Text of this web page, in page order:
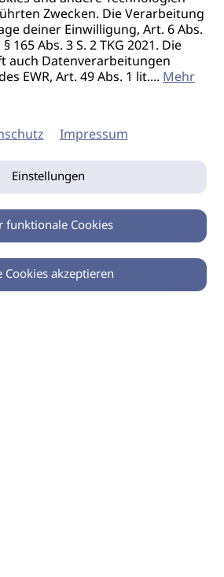
Zwecken. Die Verarbeitung
deiner Einwilligung, Art. 6 Abs.
165 Abs. 3 S. 2 TKG 2021. Die
auch Datenverarbeitungen
EWR, Art. 49 Abs. 1 lit....Mehr
Impressum
Einstellungen
funktionale Cookies
Cookies akzeptieren